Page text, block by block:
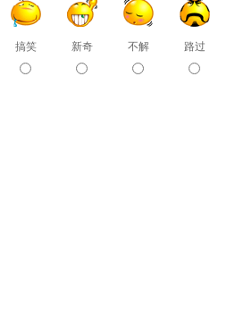
搞笑 新奇 不解 路过